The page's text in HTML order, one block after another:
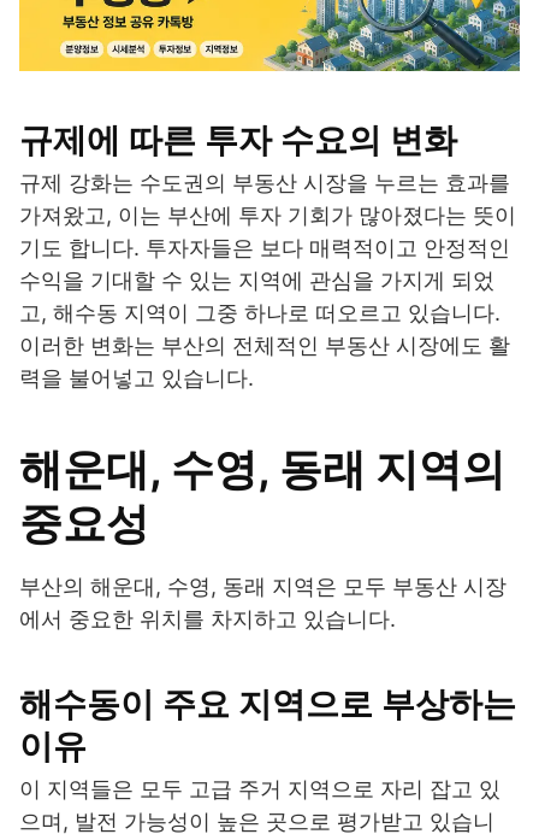
규제에 따른 투자 수요의 변화
규제 강화는 수도권의 부동산 시장을 누르는 효과를
가져왔고, 이는 부산에 투자 기회가 많아졌다는 뜻이
기도 합니다. 투자자들은 보다 매력적이고 안정적인
수익을 기대할 수 있는 지역에 관심을 가지게 되었
고, 해수동 지역이 그중 하나로 떠오르고 있습니다.
이러한 변화는 부산의 전체적인 부동산 시장에도 활
력을 불어넣고 있습니다.
해운대, 수영, 동래 지역의
중요성
부산의 해운대, 수영, 동래 지역은 모두 부동산 시장
에서 중요한 위치를 차지하고 있습니다.
해수동이 주요 지역으로 부상하는
이유
이 지역들은 모두 고급 주거 지역으로 자리 잡고 있
으며, 발전 가능성이 높은 곳으로 평가받고 있습니